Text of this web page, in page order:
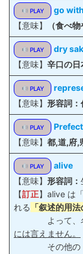
PLAY go with
【意味】
（食べ
PLAY
dry
【意味】 辛口の日
PLAY
【意味】 形容詞：
PLAY
【意味】 都,道,府,
PLAY
alive
【意味】 形容詞：
【訂正】alive は
れる 「叙述的用法
よって、名
には言えません。
その他の「叙